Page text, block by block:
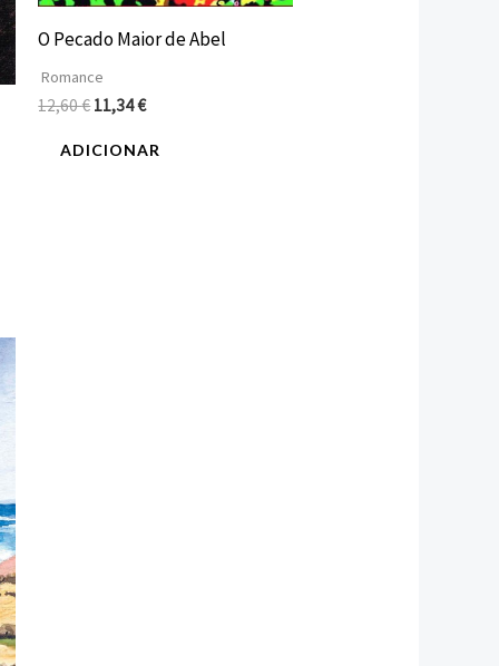
O Pecado Maior de Abel
Romance
12,60€11,34€
ADICIONAR